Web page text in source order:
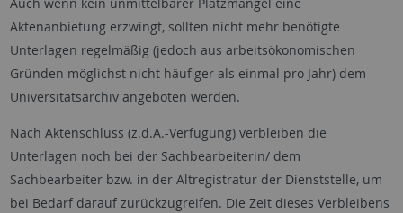
Aktenanbietung erzwingt, sollten nicht mehr benötigte
Unterlagen regelmäßig (jedoch aus arbeitsökonomischen
Gründen möglichst nicht häufiger als einmal pro Jahr) dem
Universitätsarchiv angeboten werden.
Nach Aktenschluss (z.d.A.-Verfügung) verbleiben die
Unterlagen noch bei der Sachbearbeiterin/ dem
Sachbearbeiter bzw. in der Altregistratur der Dienststelle, um
bei Bedarf darauf zurückzugreifen. Die Zeit dieses Verbleibens